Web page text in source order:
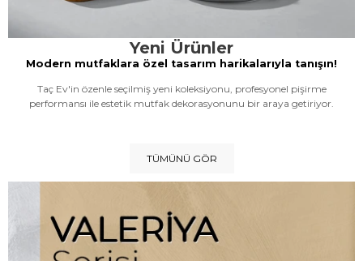
Yeni Ürünler
Modern mutfaklara özel tasarım harikalarıyla tanışın!
Taç Ev'in özenle seçilmiş yeni koleksiyonu, profesyonel pişirme
performansı ile estetik mutfak dekorasyonunu bir araya getiriyor.
TÜMÜNÜ GÖR